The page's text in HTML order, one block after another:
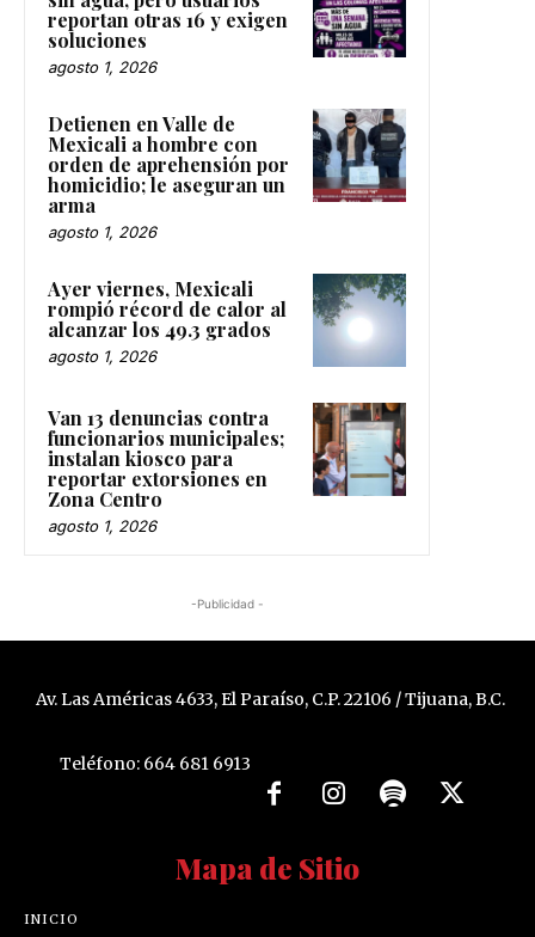
reportan otras 16 y exigen
soluciones
agosto 1, 2026
Detienen en Valle de
Mexicali a hombre con
orden de aprehensión por
homicidio; le aseguran un
arma
agosto 1, 2026
Ayer viernes, Mexicali
rompió récord de calor al
alcanzar los 49.3 grados
agosto 1, 2026
Van 13 denuncias contra
funcionarios municipales;
instalan kiosco para
reportar extorsiones en
Zona Centro
agosto 1, 2026
-Publicidad -
Av. Las Américas 4633, El Paraíso, C.P. 22106 / Tijuana, B.C.
Teléfono: 664 681 6913
Mapa de Sitio
INICIO